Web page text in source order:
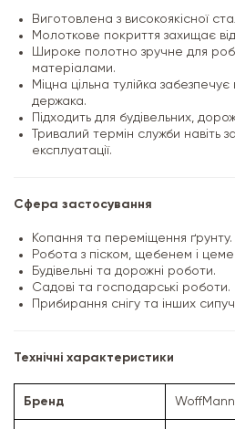
Виготовлена з високоякісної
Молоткове покриття захищає від
Широке полотно зручне для
матеріалами.
Міцна цільна тулійка забезпечує
держака.
Підходить для будівельних,
Тривалий термін служби навіть
експлуатації.
Сфера застосування
Копання та переміщення ґрунту.
Робота з піском, щебенем і
Будівельні та дорожні роботи.
Садові та господарські роботи.
Прибирання снігу та інших
Технічні характеристики
Бренд WoffMann